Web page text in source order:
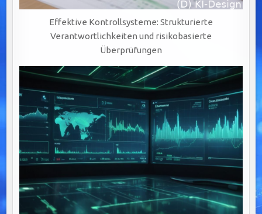
Effektive Kontrollsysteme: Strukturierte
Verantwortlichkeiten und risikobasierte
Überprüfungen